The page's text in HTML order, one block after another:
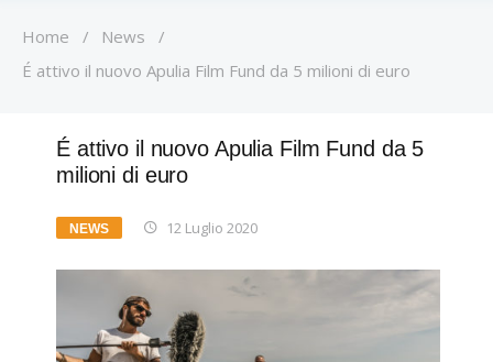
Home / News
/
É attivo il nuovo Apulia Film Fund da 5 milioni di euro
É attivo il nuovo Apulia Film Fund da 5
milioni di euro
NEWS 12 Luglio 2020